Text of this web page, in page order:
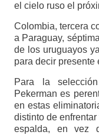
el cielo ruso el
Colombia, tercera
a Paraguay,
de los uruguayos
para decir presente
Para la
Pekerman es
en estas
distinto de
espalda, en vez